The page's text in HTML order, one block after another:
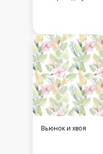
Апельсины в листве
(цвета Pantone 2021)